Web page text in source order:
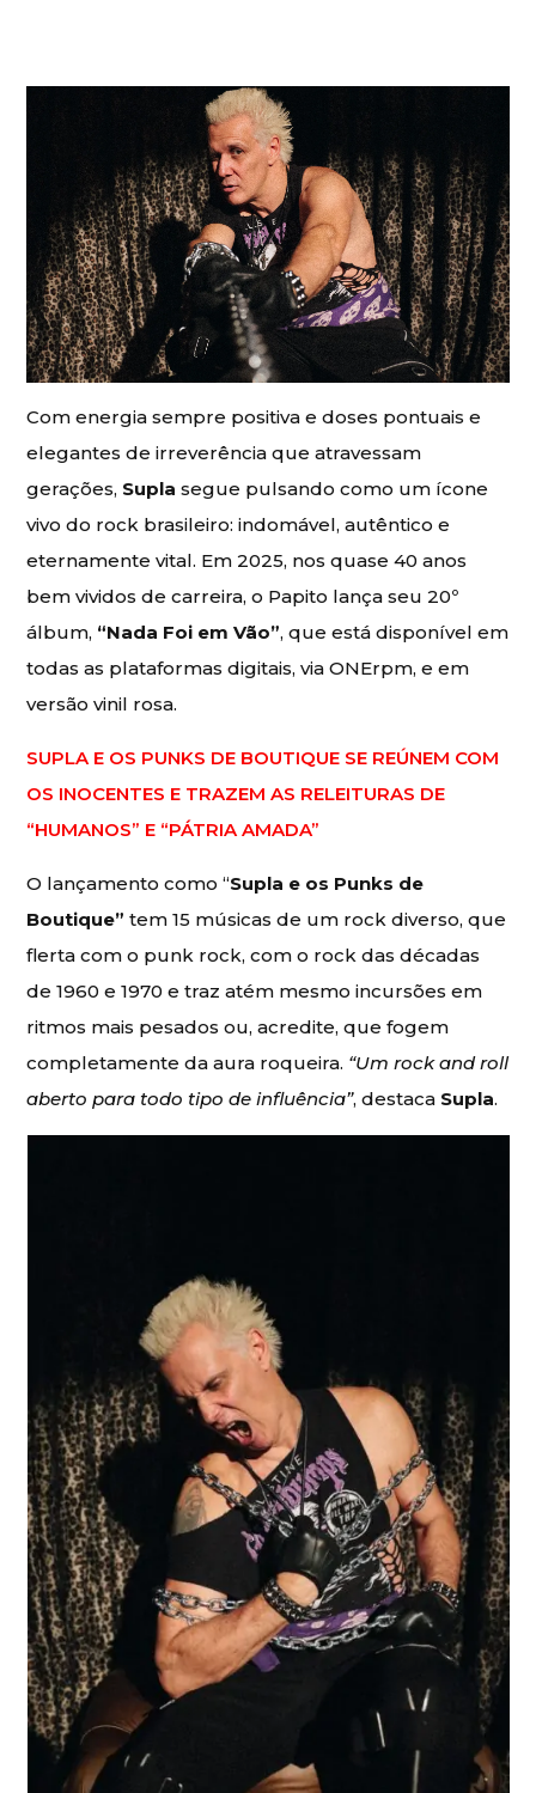
Com energia sempre positiva e doses pontuais e
elegantes de irreverência que atravessam
gerações, Suplasegue pulsando como um ícone
vivo do rock brasileiro: indomável, autêntico e
eternamente vital. Em 2025, nos quase 40 anos
bem vividos de carreira, o Papito lança seu 20º
álbum, “Nada Foi em Vão”, que está disponível em
todas as plataformas digitais, via ONErpm, e em
versão vinil rosa.
SUPLA E OS PUNKS DE BOUTIQUE SE REÚNEM COM
OS INOCENTES E TRAZEM AS RELEITURAS DE
“HUMANOS” E “PÁTRIA AMADA”
O lançamento como “Supla e os Punks de
Boutique” tem 15 músicas de um rock diverso, que
flerta com o punk rock, com o rock das décadas
de 1960 e 1970 e traz atém mesmo incursões em
ritmos mais pesados ou, acredite, que fogem
completamente da aura roqueira. “Um rock and roll
aberto para todo tipo de influência”, destaca Supla.